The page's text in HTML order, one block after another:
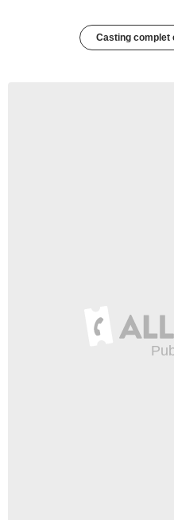
Casting complet